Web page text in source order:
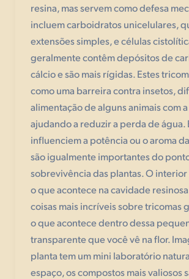
resina, mas servem como defesa
incluem carboidratos unicelulares,
extensões simples, e células
geralmente contêm depósitos de
cálcio e são mais rígidas. Estes
como uma barreira contra insetos,
alimentação de alguns animais com
ajudando a reduzir a perda de água.
influenciem a potência ou o aroma
são igualmente importantes do
sobrevivência das plantas. O
o que acontece na cavidade
coisas mais incríveis sobre tricomas
o que acontece dentro dessa
transparente que você vê na flor.
planta tem um mini laboratório
espaço, os compostos mais valiosos